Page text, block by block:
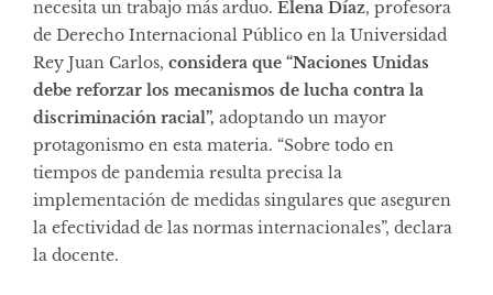
necesita un trabajo más arduo. Elena Díaz, profesora
de Derecho Internacional Público en la Universidad
Rey Juan Carlos, considera que “Naciones Unidas
debe reforzar los mecanismos de lucha contra la
discriminación racial”, adoptando un mayor
protagonismo en esta materia. “Sobre todo en
tiempos de pandemia resulta precisa la
implementación de medidas singulares que aseguren
la efectividad de las normas internacionales”, declara
la docente.